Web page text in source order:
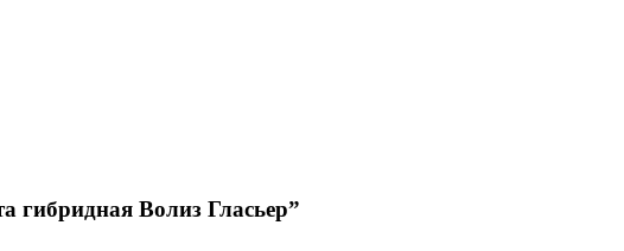
Волиз Гласьер”